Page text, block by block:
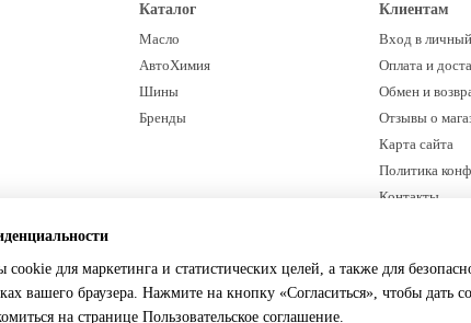
Каталог
Масло
АвтоХимия
Шины
Бренды
Клиентам
Вход в
Оплата и
Обмен и
Отзывы о
Карта сайта
Политика
Контакты
cookie для маркетинга и статистических целей, а также для
вашего браузера. Нажмите на кнопку «Согласиться», чтобы дать
на странице Пользовательское соглашение.